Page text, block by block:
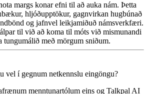
margs konar efni til að auka nám. Þetta
hljóðupptökur, gagnvirkan hugbúnað
og jafnvel leikjamiðuð námsverkfæri.
til við að koma til móts við mismunandi
tungumálið með mörgum sniðum.
vel í gegnum netkennslu eingöngu?
menntunartólum eins og Talkpal AI